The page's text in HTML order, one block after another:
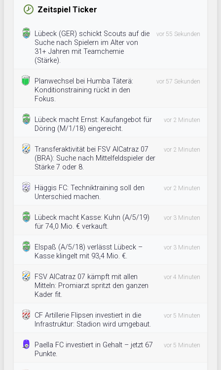
Zeitspiel Ticker
Lübeck (GER) schickt Scouts auf die
Suche nach Spielern im Alter von
31+ Jahren mit Teamchemie
(Stärke).
vor 55 Sekunden
Planwechsel bei Humba Täterä:
Konditionstraining rückt in den
Fokus.
vor 57 Sekunden
Lübeck macht Ernst: Kaufangebot für
Döring (M/1/18) eingereicht.
vor 2 Minuten
Transferaktivität bei FSV AlCatraz 07
(BRA): Suche nach Mittelfeldspieler der
Stärke 7 oder 8.
vor 2 Minuten
Häggis FC: Techniktraining soll den
Unterschied machen.
vor 2 Minuten
Lübeck macht Kasse: Kuhn (A/5/19)
für 74,0 Mio. € verkauft.
vor 3 Minuten
Elspaß (A/5/18) verlässt Lübeck –
Kasse klingelt mit 93,4 Mio. €.
vor 3 Minuten
FSV AlCatraz 07 kämpft mit allen
Mitteln: Promiarzt spritzt den ganzen
Kader fit.
vor 4 Minuten
CF Artillerie Flipsen investiert in die
Infrastruktur: Stadion wird umgebaut.
vor 5 Minuten
Paella FC investiert in Gehalt – jetzt 67
Punkte.
vor 5 Minuten